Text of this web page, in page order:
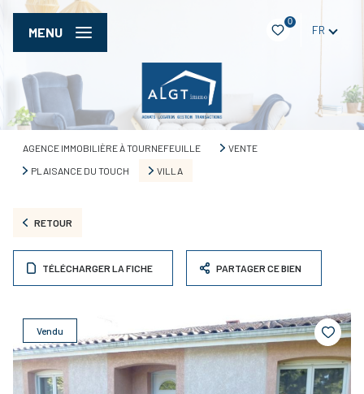
0
FR
MENU
AGENCE IMMOBILIÈRE À TOURNEFEUILLE
VENTE
PLAISANCE DU TOUCH
VILLA
RETOUR
TÉLÉCHARGER LA FICHE PARTAGER CE BIEN
Vendu